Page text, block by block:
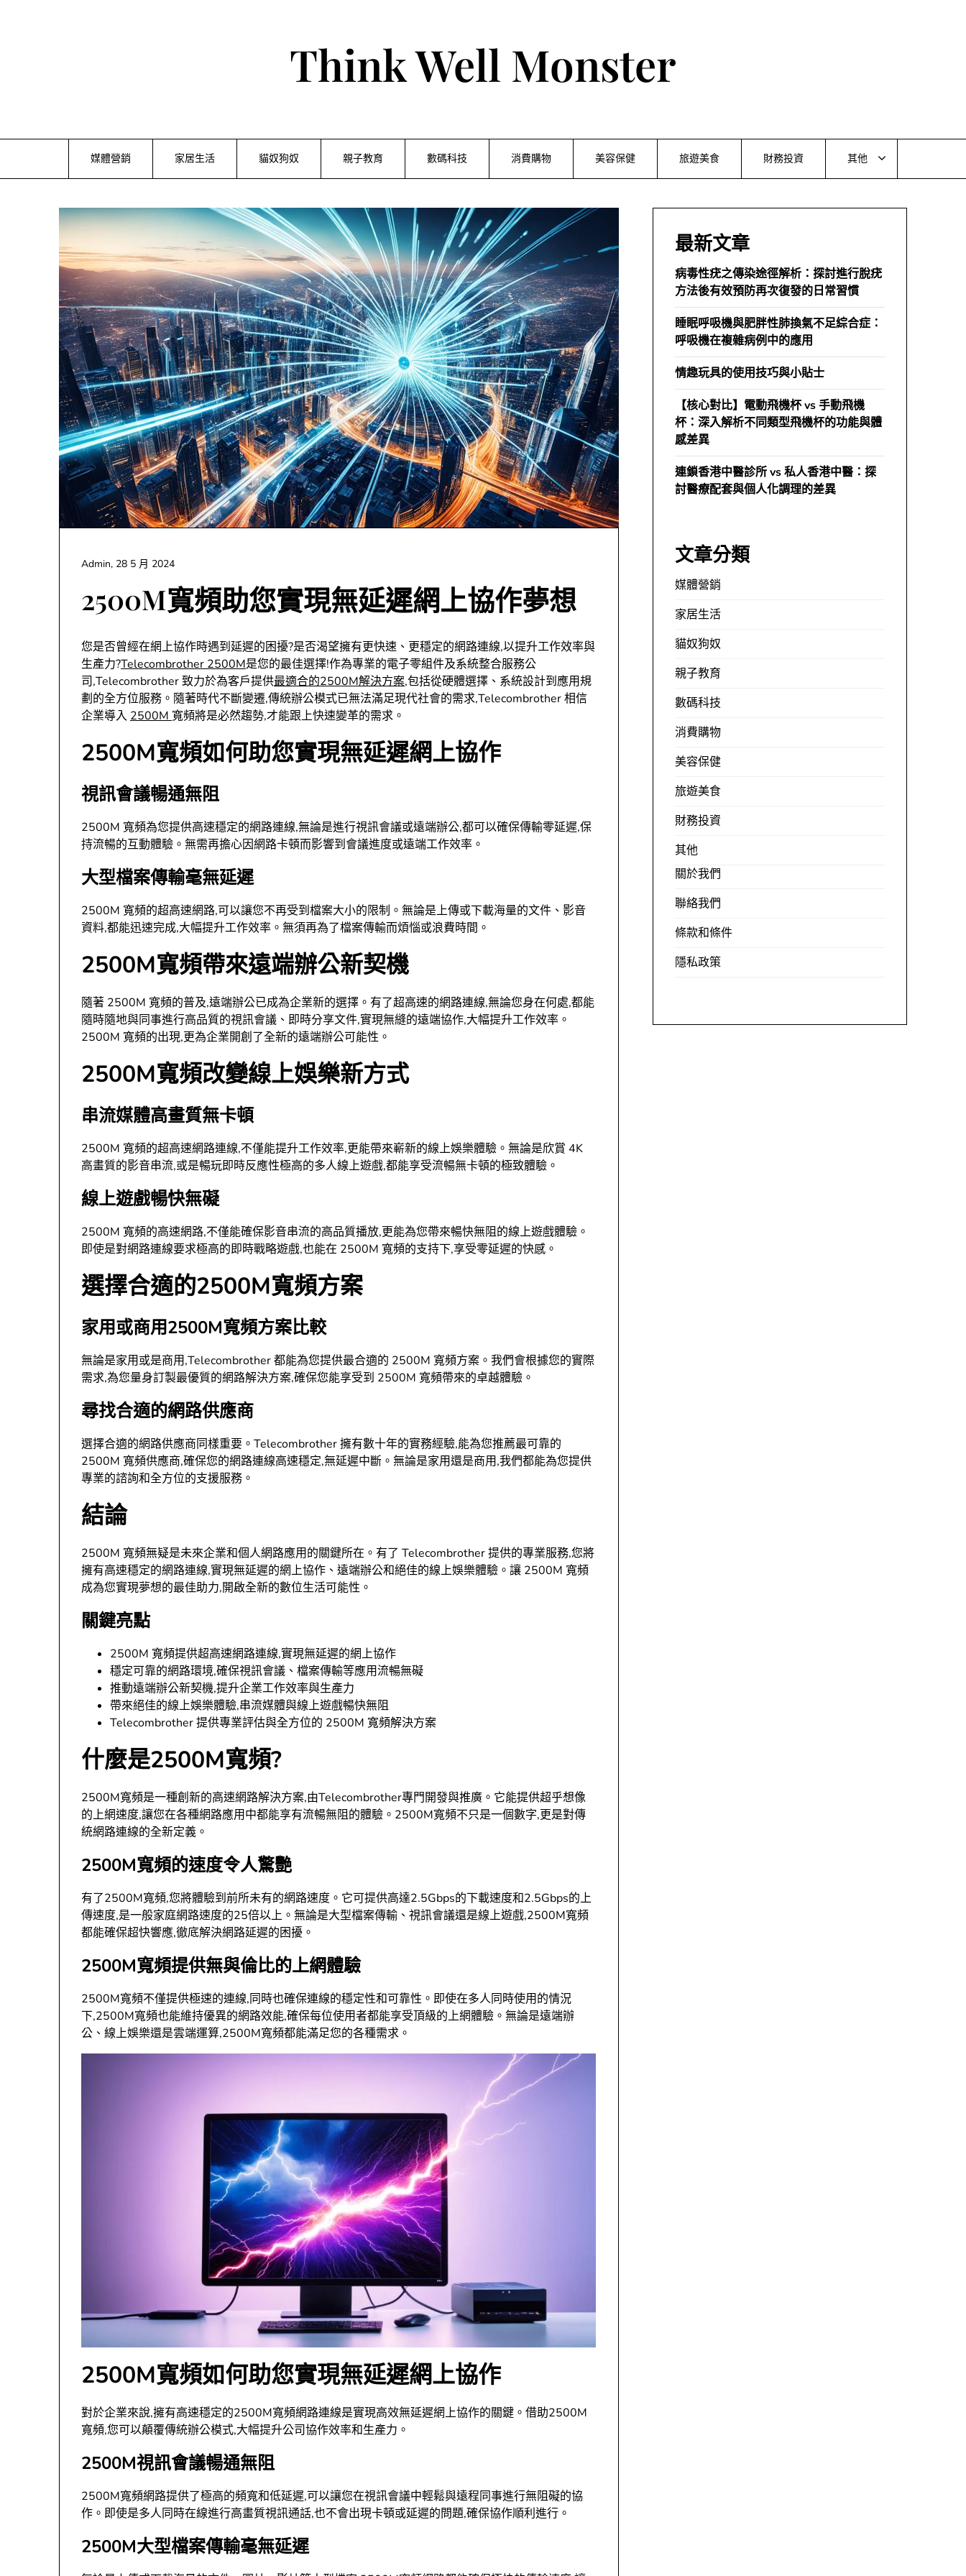
Think Well Monster
媒體營銷 家居生活 貓奴狗奴 親子教育 數碼科技 消費購物 美容保健 旅遊美食 財務投資 其他
2500M寬頻助您實現無延遲網上協作夢想
Admin, 28 5 月 2024
您是否曾經在網上協作時遇到延遲的困擾?是否渴望擁有更快速、更穩定的網路連線,以提升工作效率與
生產力?Telecombrother 2500M是您的最佳選擇!作為專業的電子零組件及系統整合服務公
司,Telecombrother 致力於為客戶提供最適合的2500M解決方案,包括從硬體選擇、系統設計到應用規
劃的全方位服務。隨著時代不斷變遷,傳統辦公模式已無法滿足現代社會的需求,Telecombrother 相信
企業導入 2500M 寬頻將是必然趨勢,才能跟上快速變革的需求。
2500M寬頻如何助您實現無延遲網上協作
視訊會議暢通無阻
2500M 寬頻為您提供高速穩定的網路連線,無論是進行視訊會議或遠端辦公,都可以確保傳輸零延遲,保
持流暢的互動體驗。無需再擔心因網路卡頓而影響到會議進度或遠端工作效率。
大型檔案傳輸毫無延遲
2500M 寬頻的超高速網路,可以讓您不再受到檔案大小的限制。無論是上傳或下載海量的文件、影音
資料,都能迅速完成,大幅提升工作效率。無須再為了檔案傳輸而煩惱或浪費時間。
2500M寬頻帶來遠端辦公新契機
隨著 2500M 寬頻的普及,遠端辦公已成為企業新的選擇。有了超高速的網路連線,無論您身在何處,都能
隨時隨地與同事進行高品質的視訊會議、即時分享文件,實現無縫的遠端協作,大幅提升工作效率。
2500M 寬頻的出現,更為企業開創了全新的遠端辦公可能性。
2500M寬頻改變線上娛樂新方式
串流媒體高畫質無卡頓
2500M 寬頻的超高速網路連線,不僅能提升工作效率,更能帶來嶄新的線上娛樂體驗。無論是欣賞 4K
高畫質的影音串流,或是暢玩即時反應性極高的多人線上遊戲,都能享受流暢無卡頓的極致體驗。
線上遊戲暢快無礙
2500M 寬頻的高速網路,不僅能確保影音串流的高品質播放,更能為您帶來暢快無阻的線上遊戲體驗。
即使是對網路連線要求極高的即時戰略遊戲,也能在 2500M 寬頻的支持下,享受零延遲的快感。
選擇合適的2500M寬頻方案
家用或商用2500M寬頻方案比較
無論是家用或是商用,Telecombrother 都能為您提供最合適的 2500M 寬頻方案。我們會根據您的實際
需求,為您量身訂製最優質的網路解決方案,確保您能享受到 2500M 寬頻帶來的卓越體驗。
尋找合適的網路供應商
選擇合適的網路供應商同樣重要。Telecombrother 擁有數十年的實務經驗,能為您推薦最可靠的
2500M 寬頻供應商,確保您的網路連線高速穩定,無延遲中斷。無論是家用還是商用,我們都能為您提供
專業的諮詢和全方位的支援服務。
結論
2500M 寬頻無疑是未來企業和個人網路應用的關鍵所在。有了 Telecombrother 提供的專業服務,您將
擁有高速穩定的網路連線,實現無延遲的網上協作、遠端辦公和絕佳的線上娛樂體驗。讓 2500M 寬頻
成為您實現夢想的最佳助力,開啟全新的數位生活可能性。
關鍵亮點
2500M 寬頻提供超高速網路連線,實現無延遲的網上協作
穩定可靠的網路環境,確保視訊會議、檔案傳輸等應用流暢無礙
推動遠端辦公新契機,提升企業工作效率與生產力
帶來絕佳的線上娛樂體驗,串流媒體與線上遊戲暢快無阻
Telecombrother 提供專業評估與全方位的 2500M 寬頻解決方案
什麼是2500M寬頻?
2500M寬頻是一種創新的高速網路解決方案,由Telecombrother專門開發與推廣。它能提供超乎想像
的上網速度,讓您在各種網路應用中都能享有流暢無阻的體驗。2500M寬頻不只是一個數字,更是對傳
統網路連線的全新定義。
2500M寬頻的速度令人驚艷
有了2500M寬頻,您將體驗到前所未有的網路速度。它可提供高達2.5Gbps的下載速度和2.5Gbps的上
傳速度,是一般家庭網路速度的25倍以上。無論是大型檔案傳輸、視訊會議還是線上遊戲,2500M寬頻
都能確保超快響應,徹底解決網路延遲的困擾。
2500M寬頻提供無與倫比的上網體驗
2500M寬頻不僅提供極速的連線,同時也確保連線的穩定性和可靠性。即使在多人同時使用的情況
下,2500M寬頻也能維持優異的網路效能,確保每位使用者都能享受頂級的上網體驗。無論是遠端辦
公、線上娛樂還是雲端運算,2500M寬頻都能滿足您的各種需求。
2500M寬頻如何助您實現無延遲網上協作
對於企業來說,擁有高速穩定的2500M寬頻網路連線是實現高效無延遲網上協作的關鍵。借助2500M
寬頻,您可以顛覆傳統辦公模式,大幅提升公司協作效率和生產力。
2500M視訊會議暢通無阻
2500M寬頻網路提供了極高的頻寬和低延遲,可以讓您在視訊會議中輕鬆與遠程同事進行無阻礙的協
作。即使是多人同時在線進行高畫質視訊通話,也不會出現卡頓或延遲的問題,確保協作順利進行。
2500M大型檔案傳輸毫無延遲
最新文章
病毒性疣之傳染途徑解析：探討進行脫疣
方法後有效預防再次復發的日常習慣
睡眠呼吸機與肥胖性肺換氣不足綜合症：
呼吸機在複雜病例中的應用
情趣玩具的使用技巧與小貼士
【核心對比】電動飛機杯 vs 手動飛機
杯：深入解析不同類型飛機杯的功能與體
感差異
連鎖香港中醫診所 vs 私人香港中醫：探
討醫療配套與個人化調理的差異
文章分類
媒體營銷
家居生活
貓奴狗奴
親子教育
數碼科技
消費購物
美容保健
旅遊美食
財務投資
其他
關於我們
聯絡我們
條款和條件
隱私政策